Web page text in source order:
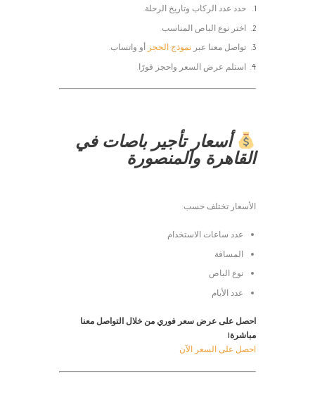
حدد عدد الركاب وتاريخ الرحلة.
اختر نوع الباص المناسب.
تواصل معنا عبرنموذج الحجز أو واتساب.
استلم عرض السعر واحجز فورًا.
أسعار تأجير باصات في
القاهرة والمنصورة
الأسعار تختلف حسب:
عدد ساعات الاستخدام
المسافة
نوع الباص
عدد الأيام
احصل على عرض سعر فوري من خلال التواصل معنا
مباشرة!
احصل على السعر الآن